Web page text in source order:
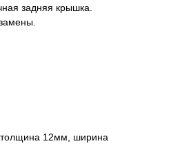
задняя крышка.
12мм, ширина